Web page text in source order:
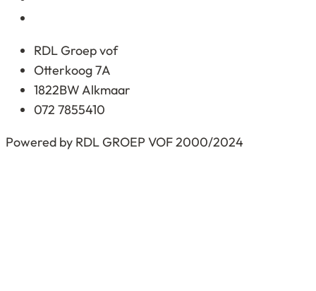
RDL Groep vof
Otterkoog 7A
1822BW Alkmaar
072 7855410
Powered by RDL GROEP VOF 2000/2024